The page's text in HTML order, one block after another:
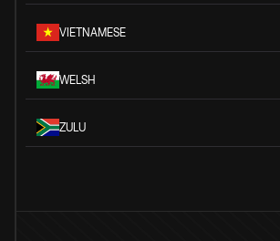
VIETNAMESE
WELSH
ZULU